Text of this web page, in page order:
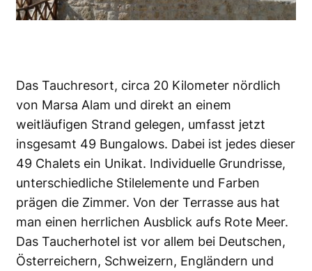
Das Tauchresort, circa 20 Kilometer nördlich
von Marsa Alam und direkt an einem
weitläufigen Strand gelegen, umfasst jetzt
insgesamt 49 Bungalows. Dabei ist jedes dieser
49 Chalets ein Unikat. Individuelle Grundrisse,
unterschiedliche Stilelemente und Farben
prägen die Zimmer. Von der Terrasse aus hat
man einen herrlichen Ausblick aufs Rote Meer.
Das Taucherhotel ist vor allem bei Deutschen,
Österreichern, Schweizern, Engländern und